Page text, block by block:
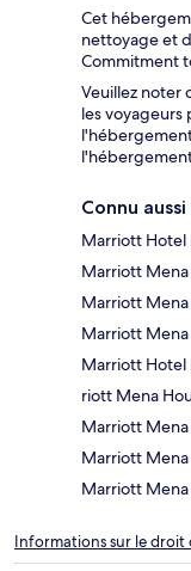
Cet
nettoyage et
Commitment
Veuillez noter
les
Connu
Marriott Hotel
Marriott Mena
Marriott Mena
Marriott Mena
Marriott Hotel
riott Mena
Marriott Mena
Marriott Mena
Marriott Mena
Informations sur le droit